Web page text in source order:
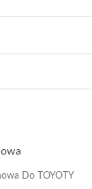
Do TOYOTY